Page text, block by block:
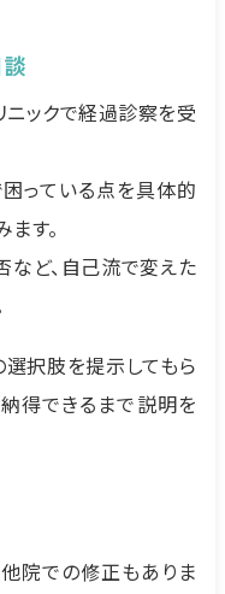
ニックで経過診察を受
っている点を具体的
す。
など、自己流で変えた
択肢を提示してもら
得できるまで説明を
院での修正もありま